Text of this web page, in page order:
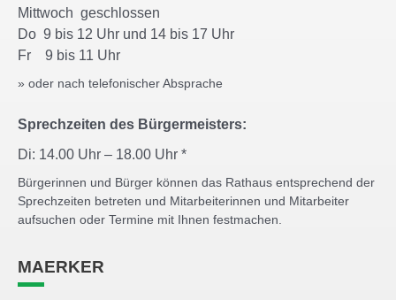
Mittwoch geschlossen
Do 9 bis 12 Uhr und 14 bis 17 Uhr
Fr 9 bis 11 Uhr
» oder nach telefonischer Absprache
Sprechzeiten des Bürgermeisters:
Di: 14.00 Uhr – 18.00 Uhr *
Bürgerinnen und Bürger können das Rathaus entsprechend der
Sprechzeiten betreten und Mitarbeiterinnen und Mitarbeiter
aufsuchen oder Termine mit Ihnen festmachen.
MAERKER